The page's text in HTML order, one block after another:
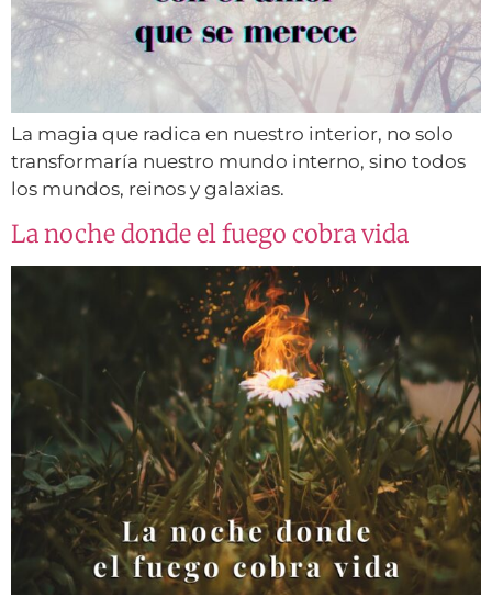
La magia que radica en nuestro interior, no solo
transformaría nuestro mundo interno, sino todos
los mundos, reinos y galaxias.
La noche donde el fuego cobra vida